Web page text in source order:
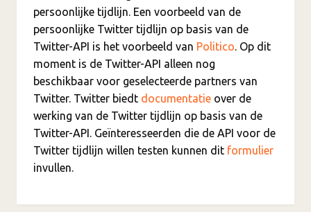
persoonlijke tijdlijn. Een voorbeeld van de
persoonlijke Twitter tijdlijn op basis van de
Twitter-API is het voorbeeld van Politico. Op dit
moment is de Twitter-API alleen nog
beschikbaar voor geselecteerde partners van
Twitter. Twitter biedt documentatie over de
werking van de Twitter tijdlijn op basis van de
Twitter-API. Geïnteresseerden die de API voor de
Twitter tijdlijn willen testen kunnen dit formulier
invullen.